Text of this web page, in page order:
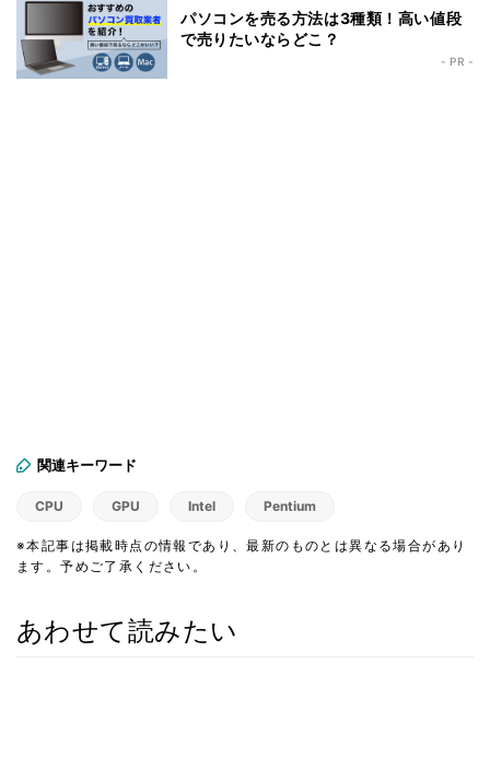
パソコンを売る方法は3種類！高い値段
で売りたいならどこ？
- PR -
関連キーワード
CPU GPU Intel Pentium
※本記事は掲載時点の情報であり、最新のものとは異なる場合があり
ます。予めご了承ください。
あわせて読みたい